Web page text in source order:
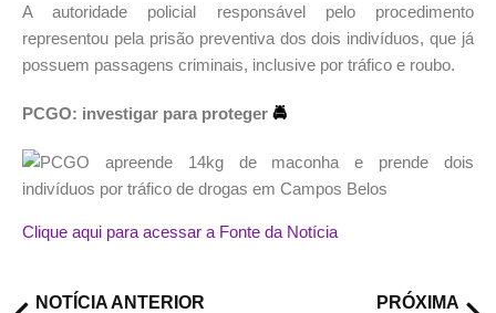
A autoridade policial responsável pelo procedimento
representou pela prisão preventiva dos dois indivíduos, que já
possuem passagens criminais, inclusive por tráfico e roubo.
PCGO: investigar para proteger 🚔
Clique aqui para acessar a Fonte da Notícia
NOTÍCIA ANTERIOR PRÓXIMA